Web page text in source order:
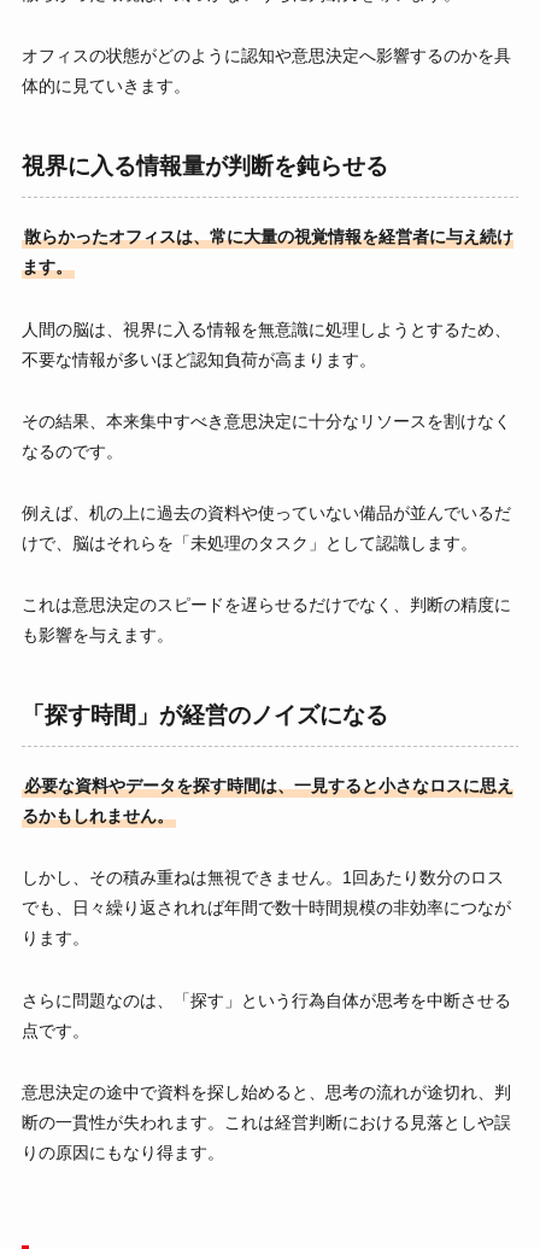
オフィスの状態がどのように認知や意思決定へ影響するのかを具
体的に見ていきます。
視界に入る情報量が判断を鈍らせる
散らかったオフィスは、常に大量の視覚情報を経営者に与え続け
ます。
人間の脳は、視界に入る情報を無意識に処理しようとするため、
不要な情報が多いほど認知負荷が高まります。
その結果、本来集中すべき意思決定に十分なリソースを割けなく
なるのです。
例えば、机の上に過去の資料や使っていない備品が並んでいるだ
けで、脳はそれらを「未処理のタスク」として認識します。
これは意思決定のスピードを遅らせるだけでなく、判断の精度に
も影響を与えます。
「探す時間」が経営のノイズになる
必要な資料やデータを探す時間は、一見すると小さなロスに思え
るかもしれません。
しかし、その積み重ねは無視できません。1回あたり数分のロス
でも、日々繰り返されれば年間で数十時間規模の非効率につなが
ります。
さらに問題なのは、「探す」という行為自体が思考を中断させる
点です。
意思決定の途中で資料を探し始めると、思考の流れが途切れ、判
断の一貫性が失われます。これは経営判断における見落としや誤
りの原因にもなり得ます。